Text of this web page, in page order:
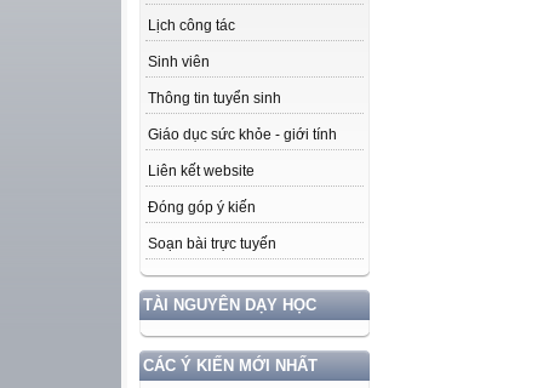
Lịch công tác
Sinh viên
Thông tin tuyển sinh
Giáo dục sức khỏe - giới tính
Liên kết website
Đóng góp ý kiến
Soạn bài trực tuyến
TÀI NGUYÊN DẠY HỌC
CÁC Ý KIẾN MỚI NHẤT